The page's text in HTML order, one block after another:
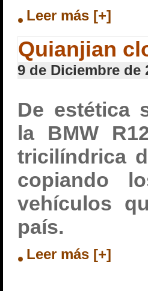
Leer más [+]
Quianjian
9 de Diciembre de
De estética
la BMW
tricilíndrica
copiando
vehículos
país.
Leer más [+]